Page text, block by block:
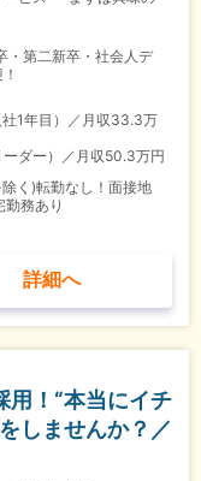
・第二新卒・社会人デ
1年目）／月収33.3万
ダー）／月収50.3万円
く)転勤なし！面接地
務あり
詳細へ
用！“本当にイチ
しませんか？／